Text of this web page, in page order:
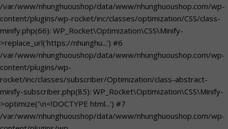
/var/www/nhunghuoushop/data/www/nhunghuoushop.com/wp-
content/plugins/wp-rocket/inc/classes/optimization/CSS/class-
minify.php(66): WP_Rocket\Optimization\CSS\Minify-
>replace_url('https://nhunghu...') #6
/var/www/nhunghuoushop/data/www/nhunghuoushop.com/wp-
content/plugins/wp-
rocket/inc/classes/subscriber/Optimization/class-abstract-
minify-subscriber.php(85): WP_Rocket\Optimization\CSS\Minify-
>optimize('\n<!DOCTYPE html...') #7
/var/www/nhunghuoushop/data/www/nhunghuoushop.com/wp-